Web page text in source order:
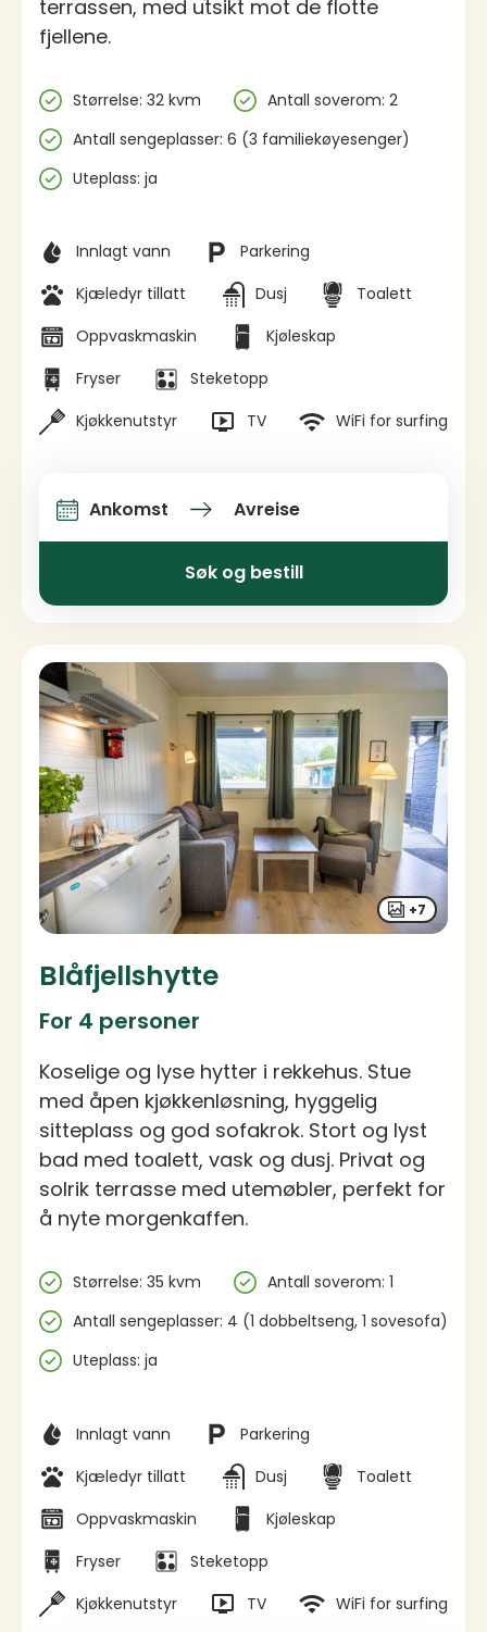
terrassen, med utsikt mot de flotte
fjellene.
Spesifikasjoner
Størrelse: 32 kvm
Antall soverom: 2
Antall sengeplasser: 6 (3 familiekøyesenger)
Uteplass: ja
Fasiliteter
Innlagt vann
Parkering
Kjæledyr tillatt
Dusj
Toalett
Oppvaskmaskin
Kjøleskap
Fryser
Steketopp
Kjøkkenutstyr
TV WiFi for surfing
Ankomst og avreise
Ankomst Avreise
Søk og bestill
+7
Blåfjellshytte
For 4 personer
Koselige og lyse hytter i rekkehus. Stue
med åpen kjøkkenløsning, hyggelig
sitteplass og god sofakrok. Stort og lyst
bad med toalett, vask og dusj. Privat og
solrik terrasse med utemøbler, perfekt for
å nyte morgenkaffen.
Spesifikasjoner
Størrelse: 35 kvm
Antall soverom: 1
Antall sengeplasser: 4 (1 dobbeltseng, 1 sovesofa)
Uteplass: ja
Fasiliteter
Innlagt vann
Parkering
Kjæledyr tillatt
Dusj
Toalett
Oppvaskmaskin
Kjøleskap
Fryser
Steketopp
Kjøkkenutstyr
TV WiFi for surfing